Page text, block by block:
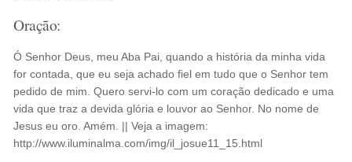
Oração:
Ó Senhor Deus, meu Aba Pai, quando a história da minha vida
for contada, que eu seja achado fiel em tudo que o Senhor tem
pedido de mim. Quero servi-lo com um coração dedicado e uma
vida que traz a devida glória e louvor ao Senhor. No nome de
Jesus eu oro. Amém. || Veja a imagem:
http://www.iluminalma.com/img/il_josue11_15.html